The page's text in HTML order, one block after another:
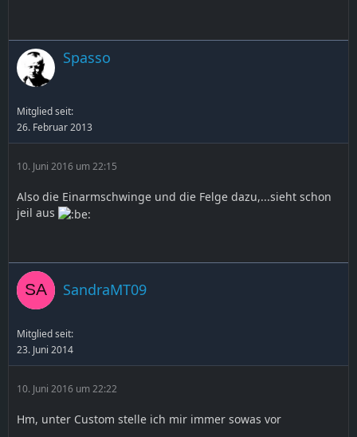
Spasso
Mitglied seit:
26. Februar 2013
10. Juni 2016 um 22:15
Also die Einarmschwinge und die Felge dazu,...sieht schon
jeil aus
SandraMT09
Mitglied seit:
23. Juni 2014
10. Juni 2016 um 22:22
Hm, unter Custom stelle ich mir immer sowas vor